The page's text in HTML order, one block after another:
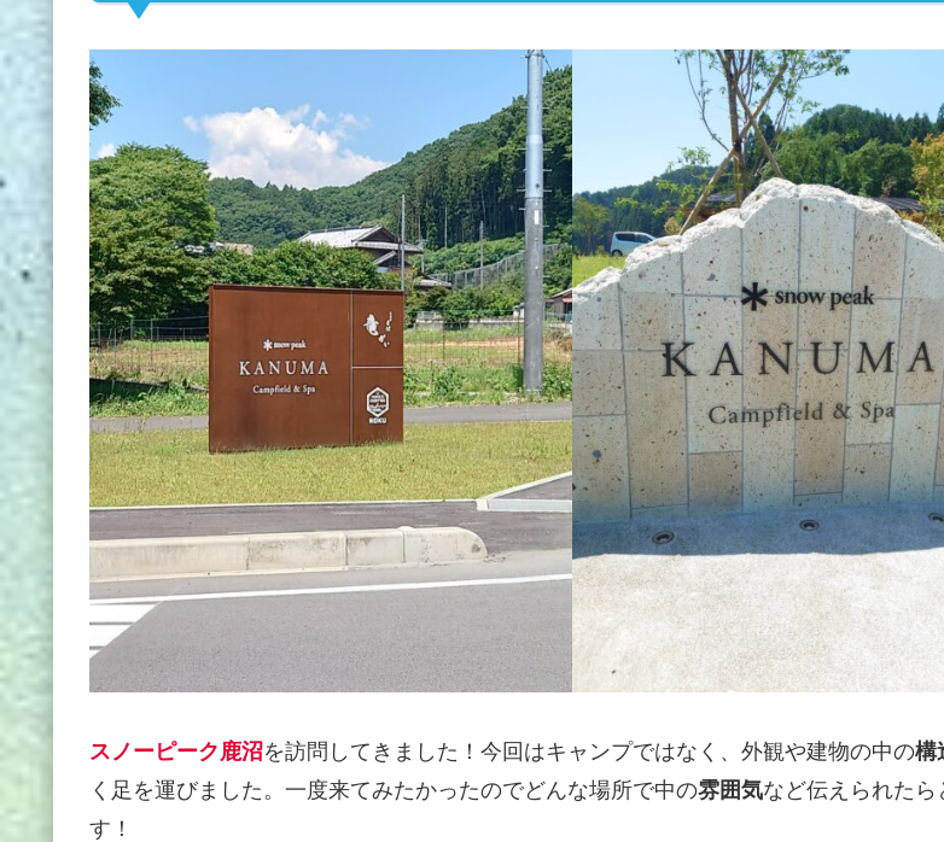
スノーピーク鹿沼を訪問してきました！今回はキャンプではなく、外観や建物の中の構
く足を運びました。一度来てみたかったのでどんな場所で中の雰囲気など伝えられたら
す！